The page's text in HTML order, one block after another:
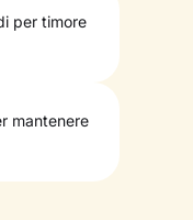
per timore
mantenere